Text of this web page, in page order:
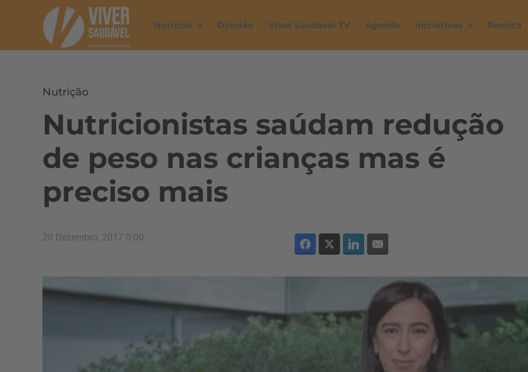
Notícias Opinião Viver Saudável TV Agenda Iniciativas Revista
Nutrição
Nutricionistas saúdam redução
de peso nas crianças mas é
preciso mais
20 Dezembro, 2017 0:00